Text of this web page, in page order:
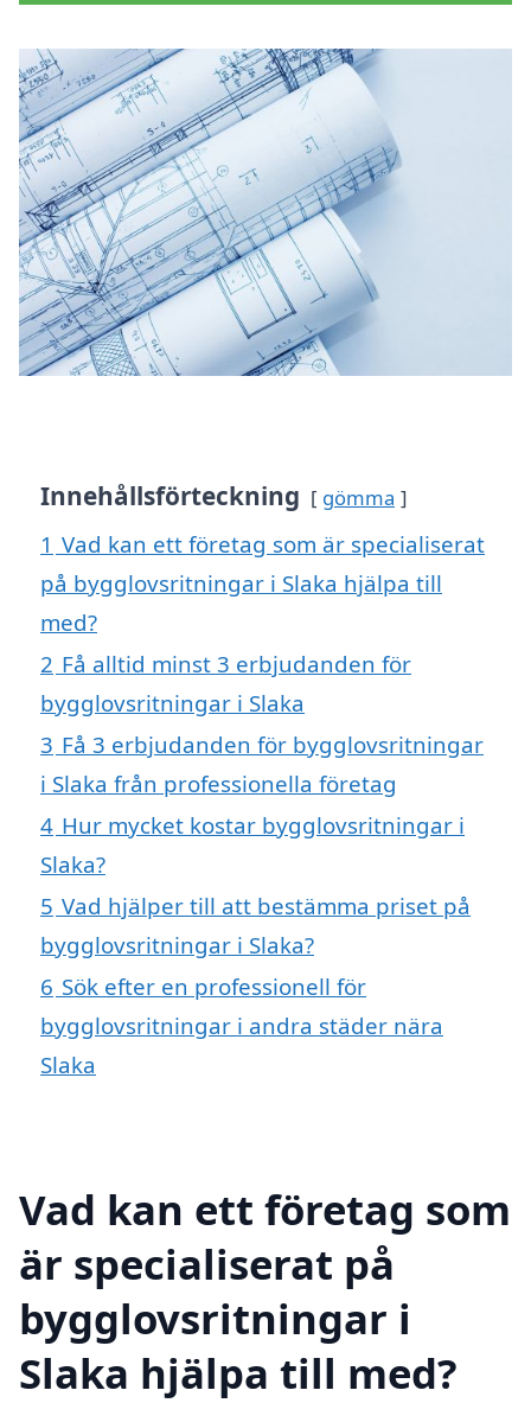
Innehållsförteckning gömma
1 Vad kan ett företag som är specialiserat
på bygglovsritningar i Slaka hjälpa till
med?
2 Få alltid minst 3 erbjudanden för
bygglovsritningar i Slaka
3 Få 3 erbjudanden för bygglovsritningar
i Slaka från professionella företag
4 Hur mycket kostar bygglovsritningar i
Slaka?
5 Vad hjälper till att bestämma priset på
bygglovsritningar i Slaka?
6 Sök efter en professionell för
bygglovsritningar i andra städer nära
Slaka
Vad kan ett företag som
är specialiserat på
bygglovsritningar i
Slaka hjälpa till med?